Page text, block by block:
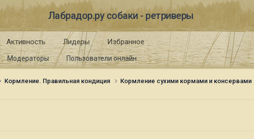
Лабрадор.ру собаки - ретриверы
Модераторы Пользователи онлайн
Активность Лидеры Избранное
Кормление. Правильная кондиция Кормление сухими кормами и консервами